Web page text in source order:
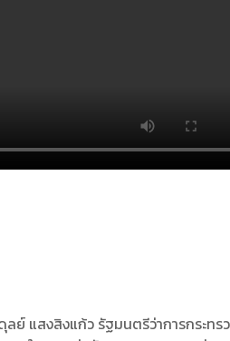
งสิงแก้ว รัฐมนตรีว่าการกระทรวง